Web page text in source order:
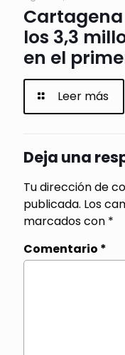
los 3,3
en el
Leer más
Deja una
Tu dirección de
publicada. Los
marcados con *
Comentario *